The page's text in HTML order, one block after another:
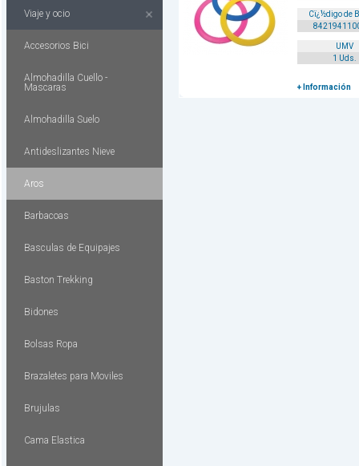
Viaje y ocio
Accesorios Bici
Almohadilla Cuello -
Mascaras
Almohadilla Suelo
Antideslizantes Nieve
Aros
Barbacoas
Basculas de Equipajes
Baston Trekking
Bidones
Bolsas Ropa
Brazaletes para Moviles
Brujulas
Cama Elastica
Cï¿½digo de
UMV
1 Uds.
+ Información